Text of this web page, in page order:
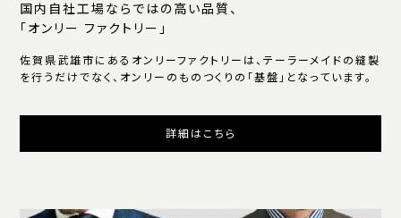
国内自社工場ならではの高い品質、
「オンリー ファクトリー」
佐賀県武雄市にあるオンリーファクトリーは、テーラーメイドの縫製
を行うだけでなく、オンリーのものつくりの「基盤」となっています。
詳細はこちら